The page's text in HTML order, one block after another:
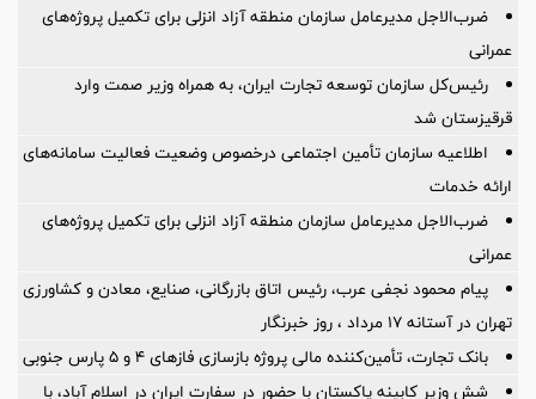
ضرب‌الاجل مدیرعامل سازمان منطقه آزاد انزلی برای تكمیل پروژه‌های
عمرانی
رئیس‌کل سازمان توسعه تجارت ایران، به همراه وزیر صمت وارد
قرقیزستان شد
اطلاعیه سازمان تأمین اجتماعی درخصوص وضعیت فعالیت سامانه‌های
ارائه خدمات
ضرب‌الاجل مدیرعامل سازمان منطقه آزاد انزلی برای تكمیل پروژه‌های
عمرانی
پیام محمود نجفی عرب، رئیس اتاق بازرگانی، صنایع، معادن و کشاورزی
تهران در آستانه 17 مرداد ، روز خبرنگار
بانک تجارت، تأمین‌کننده مالی پروژه بازسازی فازهای ۴ و ۵ پارس جنوبی
شش وزیر کابینه پاکستان با حضور در سفارت ایران در اسلام آباد، با